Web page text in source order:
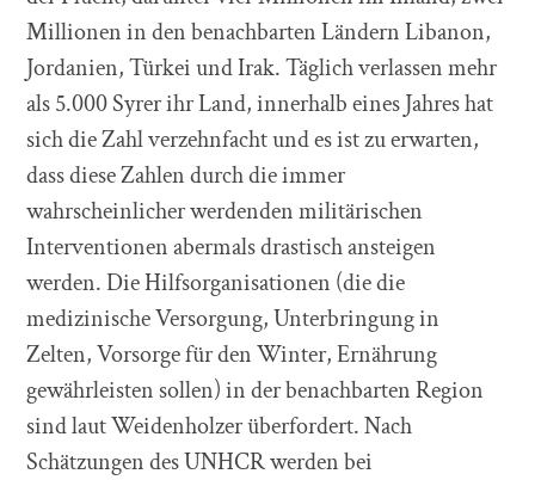
Millionen in den benachbarten Ländern Libanon,
Jordanien, Türkei und Irak. Täglich verlassen mehr
als 5.000 Syrer ihr Land, innerhalb eines Jahres hat
sich die Zahl verzehnfacht und es ist zu erwarten,
dass diese Zahlen durch die immer
wahrscheinlicher werdenden militärischen
Interventionen abermals drastisch ansteigen
werden. Die Hilfsorganisationen (die die
medizinische Versorgung, Unterbringung in
Zelten, Vorsorge für den Winter, Ernährung
gewährleisten sollen) in der benachbarten Region
sind laut Weidenholzer überfordert. Nach
Schätzungen des UNHCR werden bei